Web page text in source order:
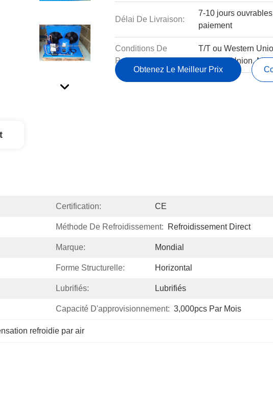
Délai De Livraison:
7-10 jours
paiement
Conditions De
Paiement:
T/T ou Western
Western Union,
Obtenez Le Meilleur Prix
Certification: CE
Méthode De Refroidissement: Refroidissement Direct
Marque: Mondial
Forme Structurelle: Horizontal
Lubrifiés: Lubrifiés
Capacité D'approvisionnement: 3,000pcs Par Mois
refroidie par air